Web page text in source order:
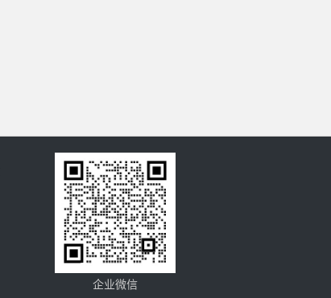
企业微信